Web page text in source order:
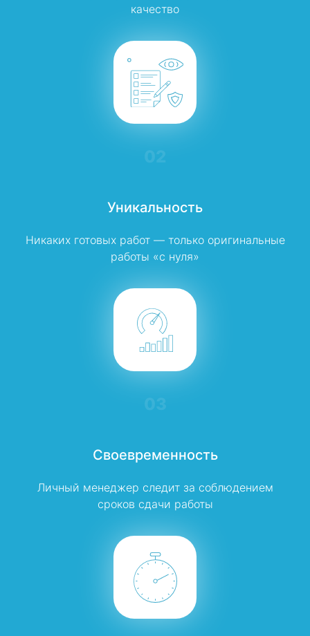
качество
02
Уникальность
Никаких готовых работ — только оригинальные
работы «с нуля»
03
Своевременность
Личный менеджер следит за соблюдением
сроков сдачи работы